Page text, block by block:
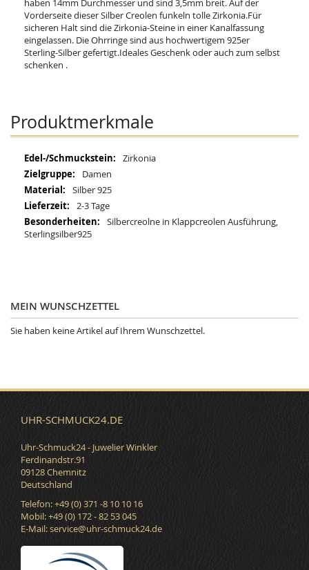
haben 14mm Durchmesser und sind 3,5mm breit. Auf der
Vorderseite dieser Silber Creolen funkeln tolle Zirkonia.Für
sicheren Halt sind die Zirkonia-Steine in einer Kanalfassung
eingelassen. Die Ohrringe sind aus hochwertigem 925er
Sterling-Silber gefertigt.Ideales Geschenk oder auch zum selbst
schenken .
Produktmerkmale
Mehr
Informationen
Zirkonia
Damen
Silber 925
2-3 Tage
Silbercreolne in Klappcreolen Ausführung,
Sterlingsilber925
MEIN WUNSCHZETTEL
Sie haben keine Artikel auf Ihrem Wunschzettel.
UHR-SCHMUCK24.DE
Uhr-Schmuck24 - Juwelier Winkler
Ferdinandstr.91
09128 Chemnitz
Deutschland
Telefon: +49 (0) 371 -8 10 10 16
Mobil: +49 (0) 172 - 82 53 045
E-Mail:service@uhr-schmuck24.de